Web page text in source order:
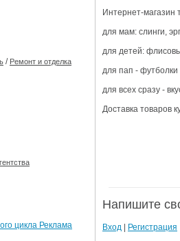
движения транспорта на майские
Интернет-магазин
для мам: слинги,
для детей:
для пап -
для всех сразу -
Доставка товаров
Напишите
Вход Регистрация
/ Ремонт и отделка
цикла Реклама